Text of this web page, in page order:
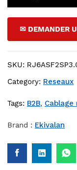
✉ DEMANDER
SKU:
Category: Reseaux
Tags: B2B, Cablage
Brand : Ekivalan